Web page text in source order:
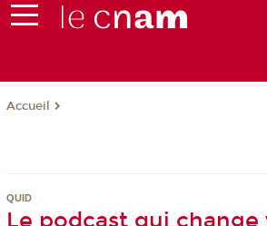
Accueil
QUID
Le podcast qui